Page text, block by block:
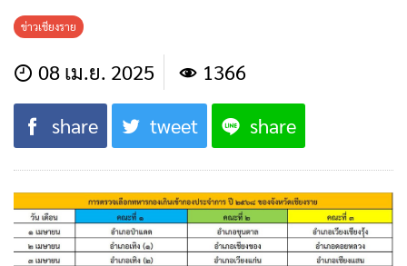
ข่าวเชียงราย
08 เม.ย. 2025 1366
share tweet share